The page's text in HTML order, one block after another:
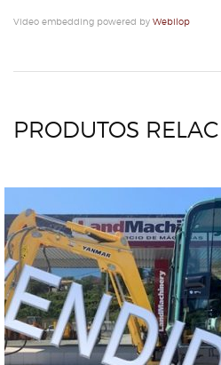
Video embedding powered by Webilop
PRODUTOS